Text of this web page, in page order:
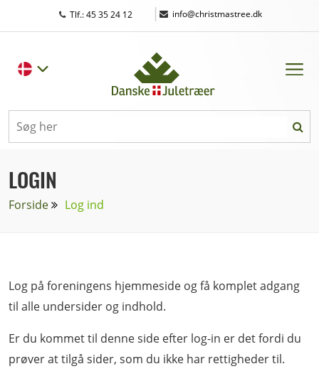
Tlf.: 45 35 24 12 | info@christmastree.dk
LOGIN
Forside Log ind
Log på foreningens hjemmeside og få komplet adgang
til alle undersider og indhold.
Er du kommet til denne side efter log-in er det fordi du
prøver at tilgå sider, som du ikke har rettigheder til.